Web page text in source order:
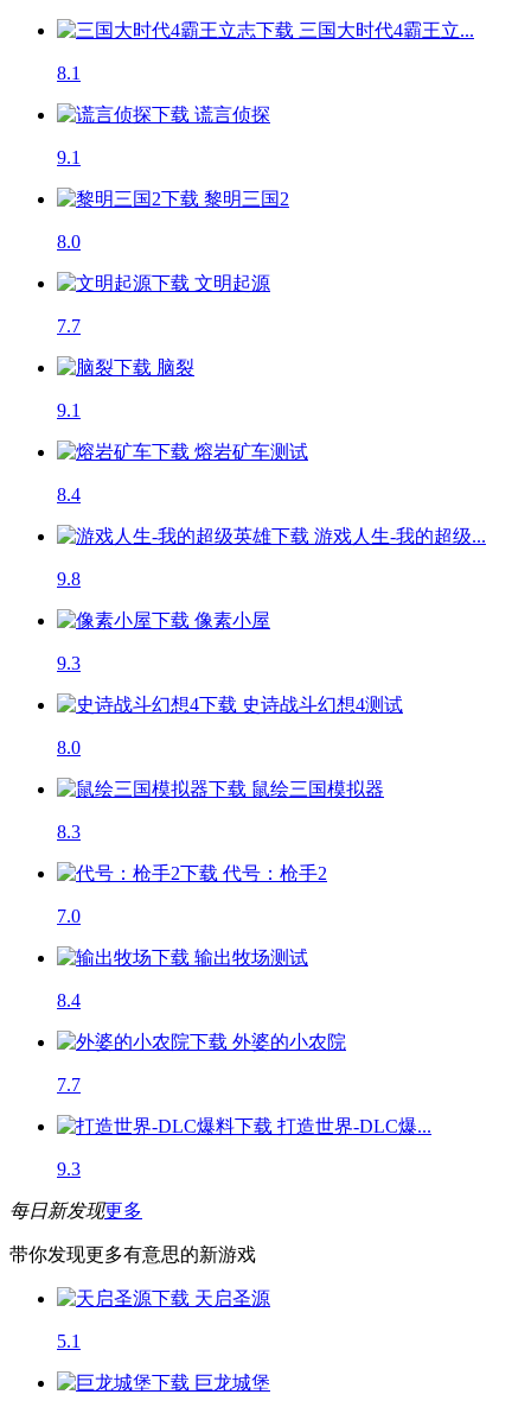
三国大时代4霸王立...
8.1
谎言侦探
9.1
黎明三国2
8.0
文明起源
7.7
脑裂
9.1
熔岩矿车测试
8.4
游戏人生-我的超级...
9.8
像素小屋
9.3
史诗战斗幻想4测试
8.0
鼠绘三国模拟器
8.3
代号：枪手2
7.0
输出牧场测试
8.4
外婆的小农院
7.7
打造世界-DLC爆...
9.3
每日新发现更多
带你发现更多有意思的新游戏
天启圣源
5.1
巨龙城堡